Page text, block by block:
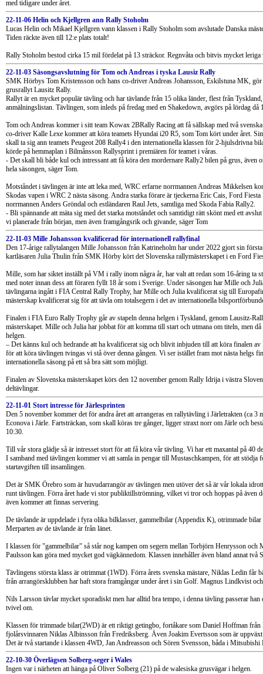
med tidigare under året.
22-11-06 Helin och Kjellgren ann Rally Stoholm
Lucas Helin och Mikael Kjellgren vann klassen i Rally Stoholm som avslutade Danska
Tiden räckte även till 12:e plats totalt!
Rally Stoholm bestod cirka 15 mil fördelat på 13 sträckor. Regnvåta och bitvis mycket leriga
22-11-03 Säsongsavslutning för Tom och Andreas i tyska Lausiz Rally
SMK Hörbys Tom Kristensson och hans co-driver Andreas Johansson, Eskilstuna MK,
grusrallyt Lausitz Rally.
Rallyt är en mycket populär tävling och har tävlande från 15 olika länder, flest från
anmälningslistan. Tävlingen, som inleds på fredag med en Shakedown, avgörs på lördag
Tom och Andreas kommer i sitt team Kowax 2BRally Racing att få sällskap med två
co-driver Kalle Lexe kommer att köra teamets Hyundai i20 R5, som Tom kört under året.
skall ta sig ann teamets Peugeot 208 Rally4 i den internationella klassen för 2-hjulsdrivna
körde på hemmaplan i Bilmånsson Rallysprint i premiären för teamet i våras.
- Det skall bli både kul och intressant att få köra den mordernare Rally2 bilen på grus,
hela säsongen, säger Tom.
Motståndet i tävlingen är inte att leka med, WRC erfarne norrmannen Andreas Mikkelsen
Skodas vapen i WRC 2 nästa säsong. Andra starka förare är tjeckerna Eric Cais, Ford
norrmannen Anders Gröndal och estländaren Raul Jets, samtliga med Skoda Fabia Rally2.
- Bli spännande att mäta sig med det starka motståndet och samtidigt rätt skönt med ett
vi planerade från början, men även framgångsrik och givande, säger Tom
22-11-03 Mille Johansson kvalificerad för internationell rallyfinal
Den 17-årige rallytalangen Mille Johansson från Katrineholm har under 2022 gjort sin
kartläsaren Julia Thulin från SMK Hörby kört det Slovenska rallymästerskapet i en Ford
Mille, som har siktet inställt på VM i rally inom några år, har valt att redan som 16-åring ta
med noter innan dess att föraren fyllt 18 år som i Sverige. Under säsongen har Mille och
tävlingarna ingått i FIA Central Rally Trophy, har Mille och Julia kvalificerat sig till
mästerskap kvalificerat sig för att tävla om totalsegern i det av internationella
Finalen i FIA Euro Rally Trophy går av stapeln denna helgen i Tyskland, genom Lausitz-
mästerskapet. Mille och Julia har jobbat för att komma till start och utmana om titeln, men
helgen.
– Det känns kul och hedrande att ha kvalificerat sig och blivit inbjuden till att köra finalen
för att köra tävlingen tvingas vi stå över denna gången. Vi ser istället fram mot nästa helgs
internationella säsong på ett så bra sätt som möjligt.
Finalen av Slovenska mästerskapet körs den 12 november genom Rally Idrija i västra
deltävlingar.
22-11-01 Stort intresse för Järlesprinten
Den 5 november kommer det för andra året att arrangeras en rallytävling i Järletrakten (ca
Econova i Järle. Fartsträckan, som skall köras tre gånger, ligger straxt norr om Järle och
10:30.
Till vår stora glädje så är intresset stort för att få köra vår tävling. Vi har ett maxantal på 40
I samband med tävlingen kommer vi att samla in pengar till Mustaschkampen, för att stödja
startavgiften till insamlingen.
Det är SMK Örebro som är huvudarrangör av tävlingen men utöver det så är vår lokala
runt tävlingen. Förra året hade vi stor publiktillströmning, vilket vi tror och hoppas på även
även kommer att finnas servering.
De tävlande är uppdelade i fyra olika bilklasser, gammelbilar (Appendix K), otrimmade
Merparten av de tävlande är från länet.
I klassen för "gammelbilar" så står nog kampen om segern mellan Torbjörn Henrysson och
Paulsson kan göra med mycket god vägkännedom. Klassen innehåller även bland annat
Tävlingens största klass är otrimmat (1WD). Förra årets svenska mästare, Niklas Ledin
från arrangörsklubben har haft stora framgångar under året i sin Golf. Magnus Lindkvist
Nils Larsson tävlar mycket sporadiskt men har alltid bra tempo, i denna tävling passerar
tvivel om.
Klassen för trimmade bilar(2WD) är ett riktigt getingbo, fortåkare som Daniel Hoffman
fjolårsvinnaren Niklas Albinsson från Fredriksberg. Även Joakim Evertsson som är
Det är två startande i klassen 4WD, Jan Andreasson och Sören Svensson, båda i Mitsubishi
22-10-30 Överlägsen Solberg-seger i Wales
Ingen var i närheten att hänga på Oliver Solberg (21) på de walesiska grusvägar i helgen.